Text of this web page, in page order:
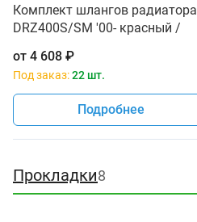
Комплект шлангов радиатора
DRZ400S/SM '00- красный /
от 4 608 ₽
Под заказ:22 шт.
Подробнее
Прокладки8